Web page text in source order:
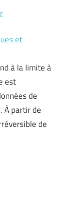
et
à la limite à
est
de
À partir de
de